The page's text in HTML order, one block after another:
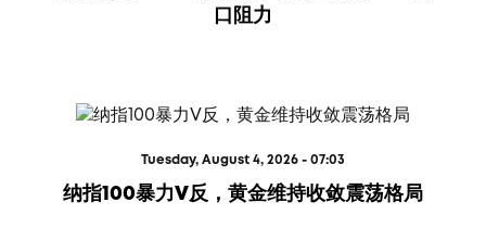
口阻力
Tuesday, August 4, 2026 - 07:03
纳指100暴力V反，黄金维持收敛震荡格局